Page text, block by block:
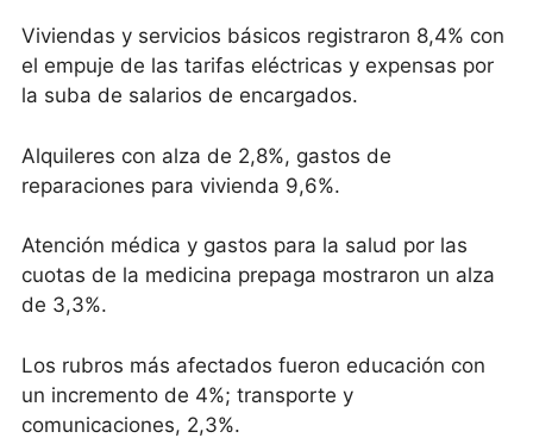
Viviendas y servicios básicos registraron 8,4% con
el empuje de las tarifas eléctricas y expensas por
la suba de salarios de encargados.
Alquileres con alza de 2,8%, gastos de
reparaciones para vivienda 9,6%.
Atención médica y gastos para la salud por las
cuotas de la medicina prepaga mostraron un alza
de 3,3%.
Los rubros más afectados fueron educación con
un incremento de 4%; transporte y
comunicaciones, 2,3%.